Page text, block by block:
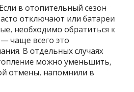
в отопительный сезон
отключают или батареи
необходимо обратиться к
чаще всего это
В отдельных случаях
можно уменьшить,
отмены, напомнили в